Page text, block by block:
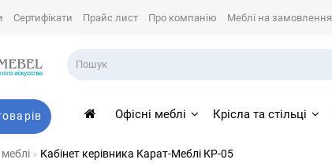
Сертифікати Прайс лист Про компанію Меблі на замовлення
Офісні меблі Крісла та стільці
меблі Кабінет керівника Карат-Меблі КР-05